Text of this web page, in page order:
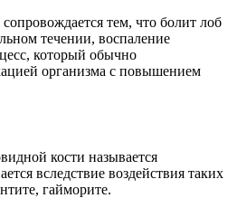
тем, что болит лоб
течении, воспаление
который обычно
организма с повышением
кости называется
вследствие воздействия таких
гайморите.